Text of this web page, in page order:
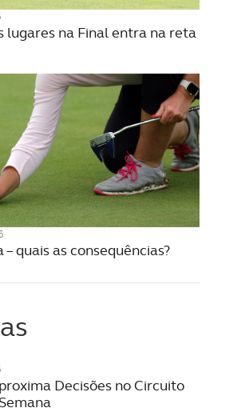
lugares na Final entra na reta
quais as consequências?
Decisões no Circuito